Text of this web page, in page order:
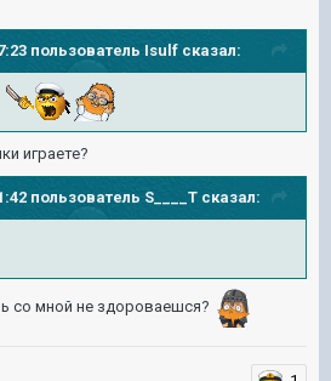
пользователь Isulf сказал:
играете?
пользователь S____T сказал:
со мной не здороваешся?